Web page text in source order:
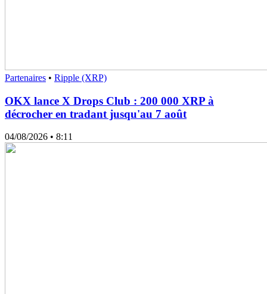
Partenaires • Ripple (XRP)
OKX lance X Drops Club : 200 000 XRP à
décrocher en tradant jusqu'au 7 août
04/08/2026 • 8:11